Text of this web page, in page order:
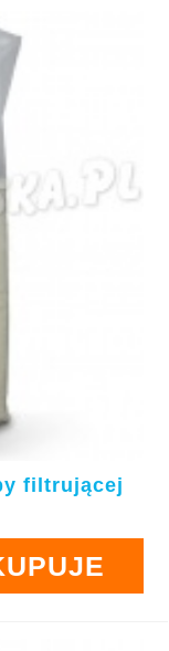
filtrującej